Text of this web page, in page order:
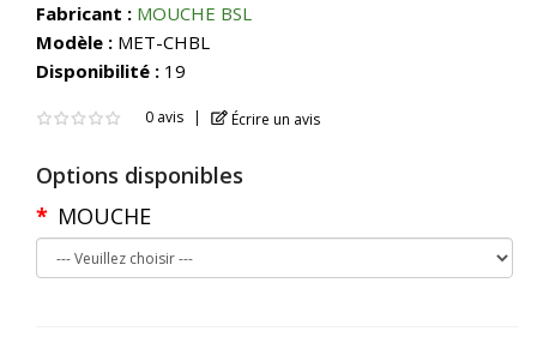
Fabricant : MOUCHE BSL
Modèle : MET-CHBL
Disponibilité : 19
0 avis Écrire un avis
Options disponibles
MOUCHE